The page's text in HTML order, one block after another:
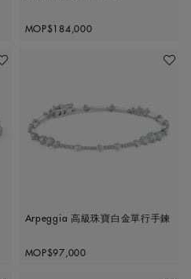
Original price
MOP$184,000
收藏作品 收藏作
Arpeggia 高級珠寶白金單行手鍊
Original price
MOP$97,000